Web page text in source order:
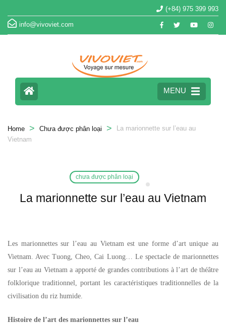
(+84) 975 399 993
info@vivoviet.com
MENU
Home > Chưa được phân loại >
La marionnette sur l’eau au
Vietnam
chưa được phân loại
La marionnette sur l’eau au Vietnam
Les marionnettes sur l’eau au Vietnam est une forme d’art unique au
Vietnam. Avec Tuong, Cheo, Cai Luong… Le spectacle de marionnettes
sur l’eau au Vietnam a apporté de grandes contributions à l’art de théâtre
folklorique traditionnel, portant les caractéristiques traditionnelles de la
civilisation du riz humide.
Histoire de l’art des marionnettes sur l’eau